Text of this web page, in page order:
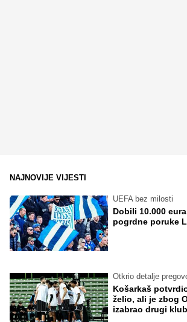
NAJNOVIJE VIJESTI
UEFA bez milosti
Dobili 10.000
pogrdne poruke
Otkrio detalje
Košarkaš
želio, ali je zbog
izabrao drugi klub